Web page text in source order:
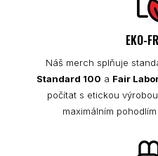
EKO-
Náš merch splňuje
Standard 100 a Fair
počítat s etickou
maximálním